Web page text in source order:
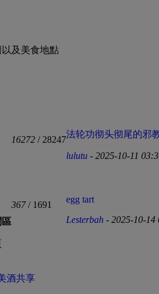
及美食地點
16272 / 28247
法轮功彻头彻尾的邪
lulutu - 2025-10-11
區
367/ 1691
egg tart
Lesterbah - 2025-10-14
酒共享